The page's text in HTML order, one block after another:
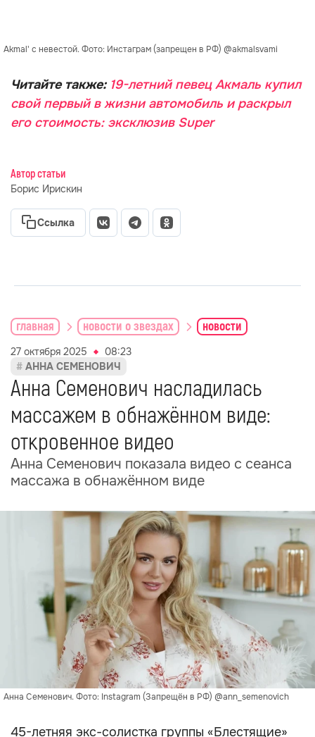
Akmal' с невестой. Фото: Инстаграм (запрещен в РФ) @akmalsvami
Читайте также: 19-летний певец Акмаль купил
свой первый в жизни автомобиль и раскрыл
его стоимость: эксклюзив Super
Автор статьи
Борис Ирискин
Ссылка
главная новости о звездах новости
27 октября 2025
08:23
АННА СЕМЕНОВИЧ
Анна Семенович насладилась
массажем в обнажённом виде:
откровенное видео
Анна Семенович показала видео с сеанса
массажа в обнажённом виде
Анна Семенович. Фото: Instagram (Запрещён в РФ) @ann_semenovich
45-летняя экс-солистка группы «Блестящие»